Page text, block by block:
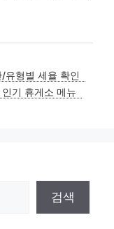
유형별 세율 확인
기 휴게소 메뉴
검색